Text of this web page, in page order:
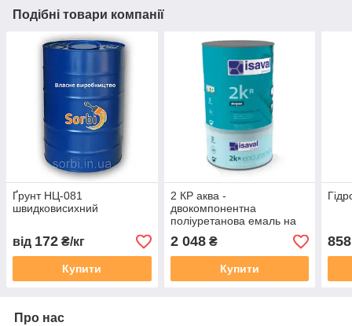
Подібні товари компанії
Ґрунт НЦ-081
швидковисихний
від 172 ₴/кг
Купити
2 КР аква -
двокомпонентна
поліуретанова емаль на
водній основі
2 048₴
Купити
858
Про нас